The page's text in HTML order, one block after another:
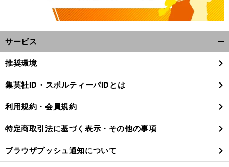
.
。 試
」
前
サービス
閉
る
推奨環境
集英社ID・スポルティーバIDとは
利用規約・会員規約
特定商取引法に基づく表示・その他の事項
ブラウザプッシュ通知について